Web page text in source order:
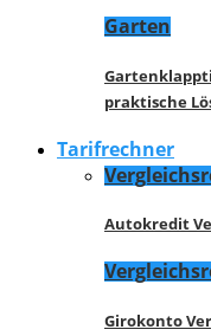
Garten
praktische
Tarifrechner
Autokredit
Girokonto